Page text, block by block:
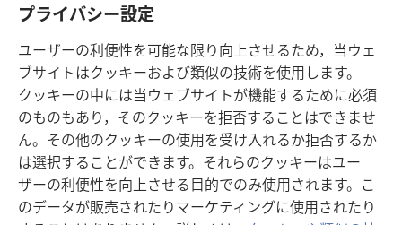
プライバシー設定
ユーザーの利便性を可能な限り向上させるため，当ウェ
ブサイトはクッキーおよび類似の技術を使用します。
クッキーの中には当ウェブサイトが機能するために必須
のものもあり，そのクッキーを拒否することはできませ
ん。その他のクッキーの使用を受け入れるか拒否するか
は選択することができます。それらのクッキーはユー
ザーの利便性を向上させる目的でのみ使用されます。こ
のデータが販売されたりマーケティングに使用されたり
寄付
し
い
タ
ブ
で
開
く）
ものみの塔 オンライン・ライブラリー
（新
し
い
タ
ブ
で
開
く）
JW Hub ®
（新
し
い
タ
ブ
で
JW Library ®
Watchtower Library®